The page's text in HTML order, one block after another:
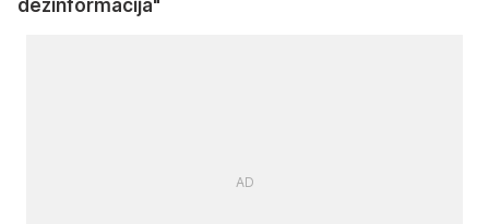
dezinformacija"